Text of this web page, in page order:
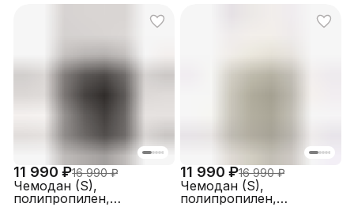
11 990 ₽16 990 ₽
Чемодан (S),
полипропилен,
11 990 ₽16 990 ₽
Чемодан (S),
полипропилен,